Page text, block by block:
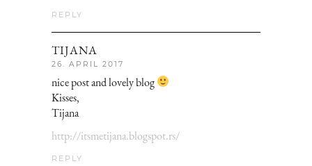
REPLY
TIJANA
26. APRIL 2017
nice post and lovely blog
Kisses,
Tijana
http://itsmetijana.blogspot.rs/
REPLY